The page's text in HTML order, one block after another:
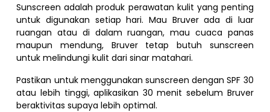
Sunscreen adalah produk perawatan kulit yang penting
untuk digunakan setiap hari. Mau Bruver ada di luar
ruangan atau di dalam ruangan, mau cuaca panas
maupun mendung, Bruver tetap butuh sunscreen
untuk melindungi kulit dari sinar matahari.
Pastikan untuk menggunakan sunscreen dengan SPF 30
atau lebih tinggi, aplikasikan 30 menit sebelum Bruver
beraktivitas supaya lebih optimal.